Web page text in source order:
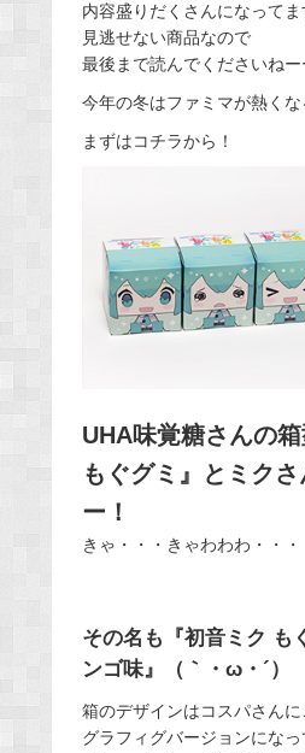
o
o
内容盛りだくさんになって
見逃せない商品なので
最後まで読んでくださいね
今年の冬はファミマが熱くな
まずはコチラから！
UHA味覚糖さんの
もぐグミ』とミク
ー！
きゃ・・・きゃわわわ・・・
その名も『初音ミク も
ンゴ味』（｀・ω・´）
箱のデザインはコスパさんに
グラフィグバージョンになっ